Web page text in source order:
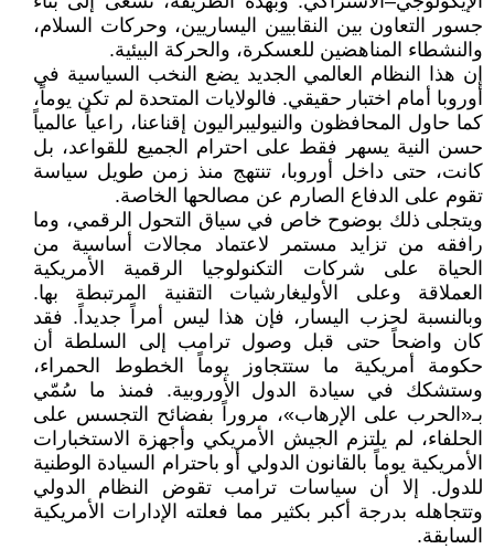
جسور التعاون بين النقابيين اليساريين، وحركات السلام،
والنشطاء المناهضين للعسكرة، والحركة البيئية.
إن هذا النظام العالمي الجديد يضع النخب السياسية في
أوروبا أمام اختبار حقيقي. فالولايات المتحدة لم تكن يوماً،
كما حاول المحافظون والنيوليبراليون إقناعنا، راعياً عالمياً
حسن النية يسهر فقط على احترام الجميع للقواعد، بل
كانت، حتى داخل أوروبا، تنتهج منذ زمن طويل سياسة
تقوم على الدفاع الصارم عن مصالحها الخاصة.
ويتجلى ذلك بوضوح خاص في سياق التحول الرقمي، وما
رافقه من تزايد مستمر لاعتماد مجالات أساسية من
الحياة على شركات التكنولوجيا الرقمية الأمريكية
العملاقة وعلى الأوليغارشيات التقنية المرتبطة بها.
وبالنسبة لحزب اليسار، فإن هذا ليس أمراً جديداً. فقد
كان واضحاً حتى قبل وصول ترامب إلى السلطة أن
حكومة أمريكية ما ستتجاوز يوماً الخطوط الحمراء،
وستشكك في سيادة الدول الأوروبية. فمنذ ما سُمّي
بـ«الحرب على الإرهاب»، مروراً بفضائح التجسس على
الحلفاء، لم يلتزم الجيش الأمريكي وأجهزة الاستخبارات
الأمريكية يوماً بالقانون الدولي أو باحترام السيادة الوطنية
للدول. إلا أن سياسات ترامب تقوض النظام الدولي
وتتجاهله بدرجة أكبر بكثير مما فعلته الإدارات الأمريكية
السابقة.